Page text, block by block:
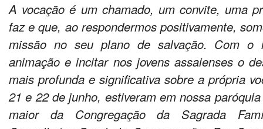
A vocação é um chamado, um convite, uma
faz e que, ao respondermos positivamente,
missão no seu plano de salvação. Com o
animação e incitar nos jovens assaienses o
mais profunda e significativa sobre a própria
21 e 22 de junho, estiveram em nossa
maior da Congregação da Sagrada